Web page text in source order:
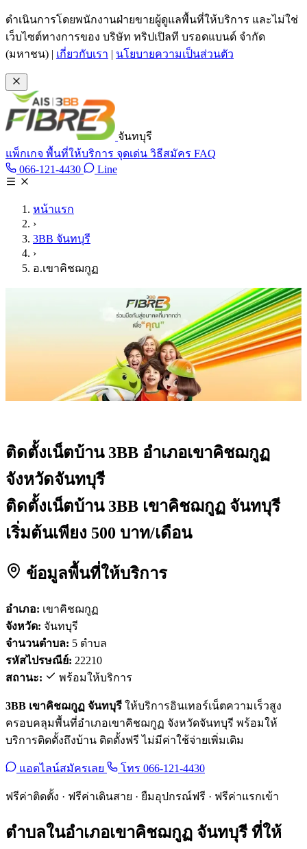
ข้ามไปเนื้อหาหลัก
ดำเนินการโดยพนักงานฝ่ายขายผู้ดูแลพื้นที่ให้บริการ และไม่ใช่
เว็บไซต์ทางการของ บริษัท ทริปเปิลที บรอดแบนด์ จำกัด
(มหาชน) | เกี่ยวกับเรา | นโยบายความเป็นส่วนตัว
จันทบุรี
แพ็กเกจ พื้นที่ให้บริการ จุดเด่น วิธีสมัคร FAQ
066-121-4430 โทร 066-121-4430
LineLine @tan3bb
หน้าแรก
›
3BB จันทบุรี
›
อ.เขาคิชฌกูฏ
ติดตั้งเน็ตบ้าน 3BB อำเภอเขาคิชฌกูฏ
จังหวัดจันทบุรี
ติดตั้งเน็ตบ้าน 3BB เขาคิชฌกูฏ จันทบุรี
เริ่มต้นเพียง 500 บาท/เดือน
ข้อมูลพื้นที่ให้บริการ
อำเภอ: เขาคิชฌกูฏ
จังหวัด: จันทบุรี
จำนวนตำบล: 5 ตำบล
รหัสไปรษณีย์: 22210
สถานะ:
พร้อมให้บริการ
3BB เขาคิชฌกูฏ จันทบุรี ให้บริการอินเทอร์เน็ตความเร็วสูง
ครอบคลุมพื้นที่อำเภอเขาคิชฌกูฏ จังหวัดจันทบุรี พร้อมให้
บริการติดตั้งถึงบ้าน ติดตั้งฟรี ไม่มีค่าใช้จ่ายเพิ่มเติม
แอดไลน์สมัครเลย โทร 066-121-4430
ฟรีค่าติดตั้ง · ฟรีค่าเดินสาย · ยืมอุปกรณ์ฟรี · ฟรีค่าแรกเข้า
ตำบลในอำเภอเขาคิชฌกูฏ จันทบุรี ที่ให้